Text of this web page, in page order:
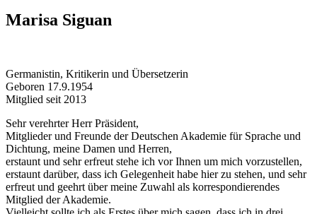
Marisa Siguan
Germanistin, Kritikerin und Übersetzerin
Geboren 17.9.1954
Mitglied seit 2013
Sehr verehrter Herr Präsident,
Mitglieder und Freunde der Deutschen Akademie für Sprache und
Dichtung, meine Damen und Herren,
erstaunt und sehr erfreut stehe ich vor Ihnen um mich vorzustellen,
erstaunt darüber, dass ich Gelegenheit habe hier zu stehen, und sehr
erfreut und geehrt über meine Zuwahl als korrespondierendes
Mitglied der Akademie.